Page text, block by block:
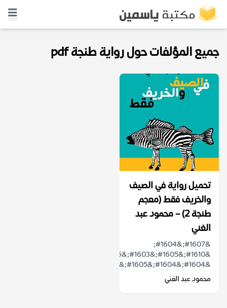
جميع المؤلفات حول رواية طنجة pdf
تحميل رواية في الصيف
والخريف فقط (معجم
طنجة ٢) – محمود عبد
الغني
&#1607;&#1604;
&#1604;&#1604;&#1605;&#1603;&#1575;&...
محمود عبد الغني